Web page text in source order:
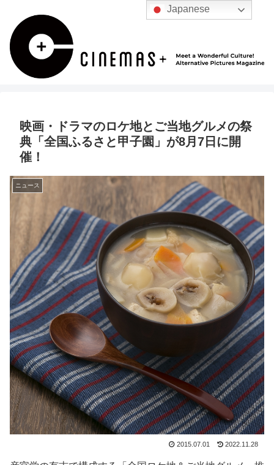
映画・ドラマのロケ地とご当地グルメの祭
典「全国ふるさと甲子園」が8月7日に開
催！
ニュース
2015.07.01 2022.11.28
Japanese